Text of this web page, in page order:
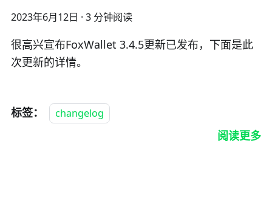
2023年6月12日 · 3 分钟阅读
很高兴宣布FoxWallet 3.4.5更新已发布，下面是此
次更新的详情。
标签： changelog
阅读更多